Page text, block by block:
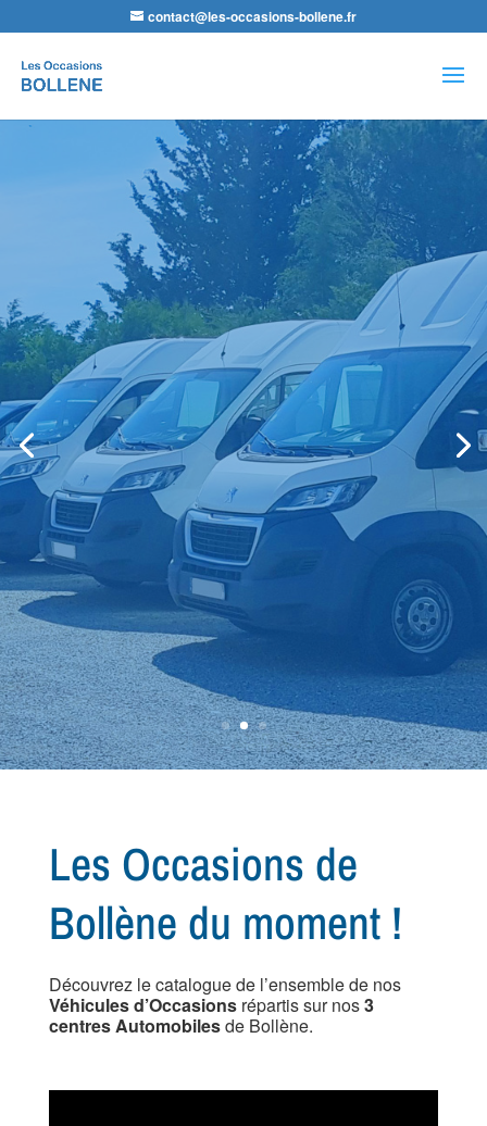
contact@les-occasions-bollene.fr
de
produits
Agence VSP Occasions -Les
Occasions de Bollène
Petit Budget ou
Spécial Utilitaire,
nous avons le
véhicule qu'il vous
faut !
Les Occasions de
Bollène du moment !
Découvrez le catalogue de l’ensemble de nos
Véhicules d’Occasionsrépartis sur nos3
centres Automobilesde Bollène.